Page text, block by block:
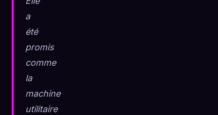
a
été
promis
comme
la
machine
utilitaire